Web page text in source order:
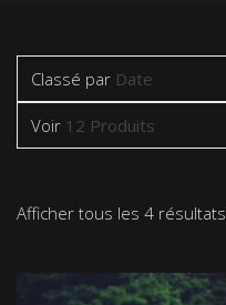
Classé par Date
Voir 12 Produits
Afficher tous les 4 résultats